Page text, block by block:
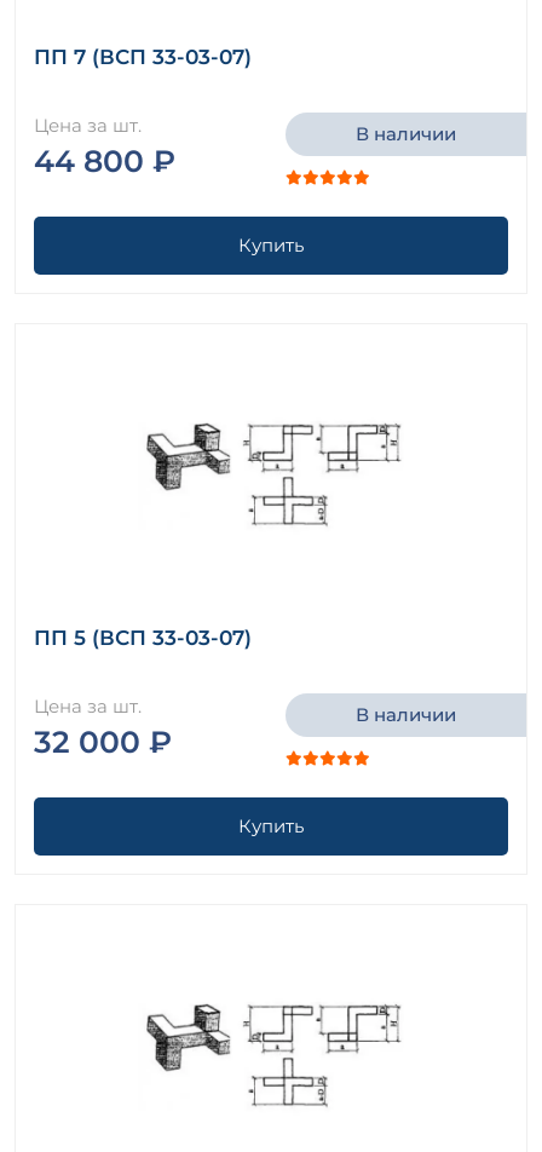
ПП 7 (ВСП 33-03-07)
Цена за шт.
44 800 ₽
В наличии
Купить
ПП 5 (ВСП 33-03-07)
Цена за шт.
32 000 ₽
В наличии
Купить